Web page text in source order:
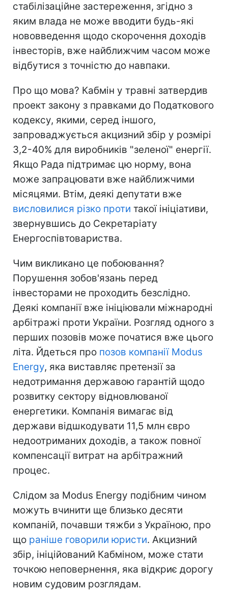
стабілізаційне застереження, згідно з
яким влада не може вводити будь-які
нововведення щодо скорочення доходів
інвесторів, вже найближчим часом може
відбутися з точністю до навпаки.
Про що мова? Кабмін у травні затвердив
проект закону з правками до Податкового
кодексу, якими, серед іншого,
запроваджується акцизний збір у розмірі
3,2-40% для виробників "зеленої" енергії.
Якщо Рада підтримає цю норму, вона
може запрацювати вже найближчими
місяцями. Втім, деякі депутати вже
висловилися різко проти такої ініціативи,
звернувшись до Секретаріату
Енергоспівтовариства.
Чим викликано це побоювання?
Порушення зобов'язань перед
інвесторами не проходить безслідно.
Деякі компанії вже ініціювали міжнародні
арбітражі проти України. Розгляд одного з
перших позовів може початися вже цього
літа. Йдеться про позов компанії Modus
Energy, яка виставляє претензії за
недотримання державою гарантій щодо
розвитку сектору відновлюваної
енергетики. Компанія вимагає від
держави відшкодувати 11,5 млн євро
недоотриманих доходів, а також повної
компенсації витрат на арбітражний
процес.
Слідом за Modus Energy подібним чином
можуть вчинити ще близько десяти
компаній, почавши тяжби з Україною, про
що раніше говорили юристи. Акцизний
збір, ініційований Кабміном, може стати
точкою неповернення, яка відкриє дорогу
новим судовим розглядам.